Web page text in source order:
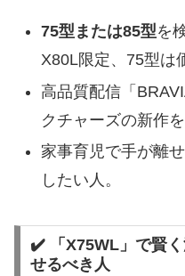
75型または85型を
X80L限定、75型は
高品質配信「
クチャーズの新作
家事育児で手が離
したい人。
✔️ 「X75WL」で賢く
せるべき人